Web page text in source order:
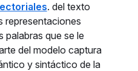
. del texto
representaciones
palabras que se le
del modelo captura
y sintáctico de la